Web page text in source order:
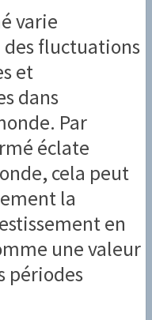
varie
des fluctuations
et
dans
Par
éclate
cela peut
la
en
une valeur
périodes